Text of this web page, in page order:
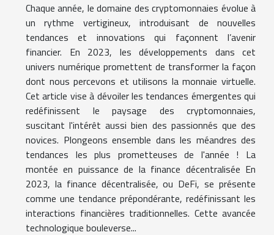
Chaque année, le domaine des cryptomonnaies évolue à
un rythme vertigineux, introduisant de nouvelles
tendances et innovations qui façonnent l’avenir
financier. En 2023, les développements dans cet
univers numérique promettent de transformer la façon
dont nous percevons et utilisons la monnaie virtuelle.
Cet article vise à dévoiler les tendances émergentes qui
redéfinissent le paysage des cryptomonnaies,
suscitant l'intérêt aussi bien des passionnés que des
novices. Plongeons ensemble dans les méandres des
tendances les plus prometteuses de l'année ! La
montée en puissance de la finance décentralisée En
2023, la finance décentralisée, ou DeFi, se présente
comme une tendance prépondérante, redéfinissant les
interactions financières traditionnelles. Cette avancée
technologique bouleverse...